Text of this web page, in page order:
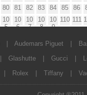
80 81 82 83 84 85 86
10
5
10
6
10
7
10
8
10
9
110 111
Audemars Piguet
Glashutte Gucci
Rolex Tiffany